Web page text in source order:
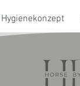
Hygienekonzept